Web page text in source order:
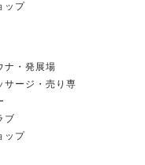
ップ
ナ・発展場
サージ・売り専
ブ
ップ